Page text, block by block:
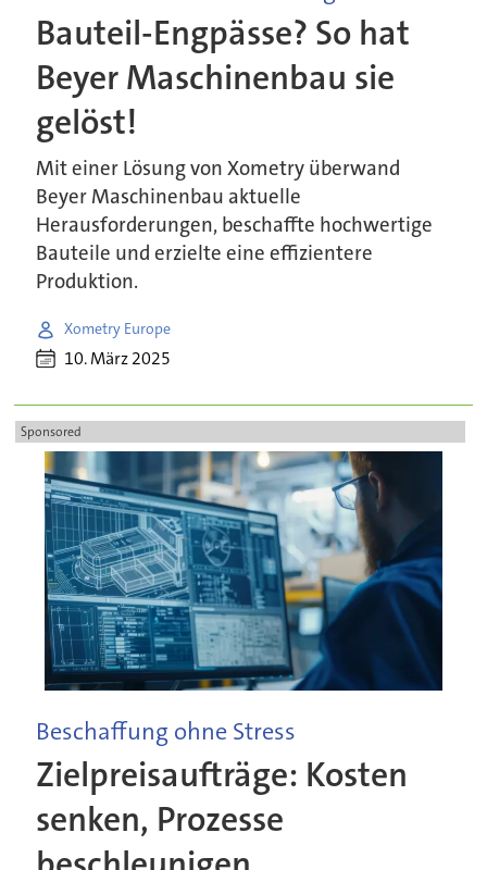
Bauteil-Engpässe? So hat
Beyer Maschinenbau sie
gelöst!
Mit einer Lösung von Xometry überwand
Beyer Maschinenbau aktuelle
Herausforderungen, beschaffte hochwertige
Bauteile und erzielte eine effizientere
Produktion.
Xometry Europe
10. März 2025
Sponsored
Beschaffung ohne Stress
Zielpreisaufträge: Kosten
senken, Prozesse